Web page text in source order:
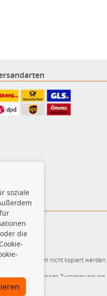
dürfen nicht kopiert werden.
ohne vorherige Zustimmung von
durch Dritte ausführen zu
dar und wird verfolgt.
soziale
die